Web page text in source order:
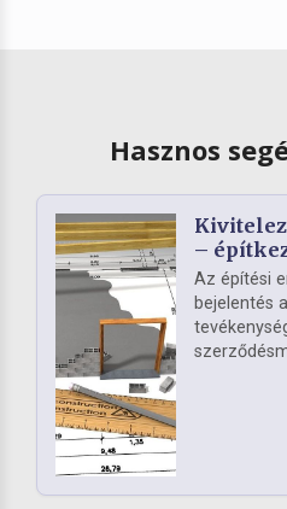
Hasznos
–
Az építési
bejelentés